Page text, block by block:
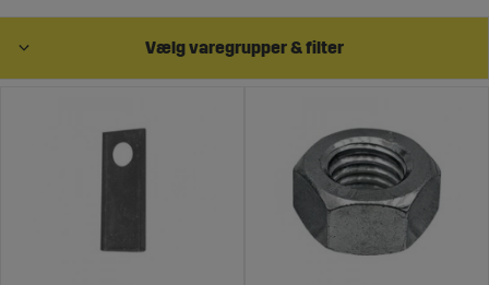
Køb slitdele til skårerbalk og
rotorskårer online hos Sagroparts
Vælg varegrupper & filter